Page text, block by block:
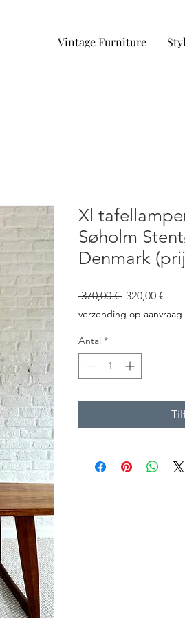
Vintage Furniture
Xl
Søholm
Denmark
370,00 € Regulær
320,00 €
verzending op aanvraag
Antal *